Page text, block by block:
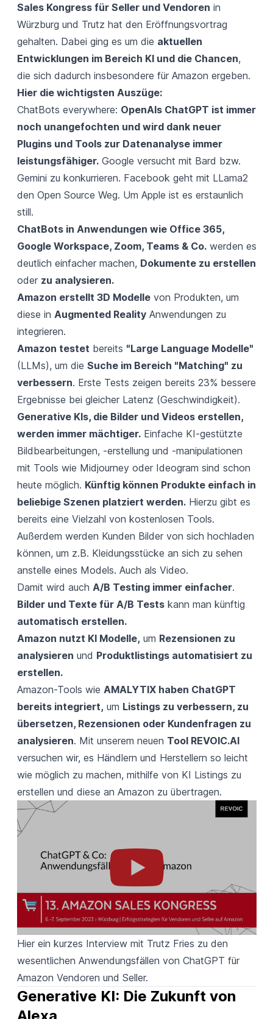
Sales Kongress für Seller und Vendoren in
Würzburg und Trutz hat den Eröffnungsvortrag
gehalten. Dabei ging es um die aktuellen
Entwicklungen im Bereich KI und die Chancen,
die sich dadurch insbesondere für Amazon ergeben.
Hier die wichtigsten Auszüge:
ChatBots everywhere: OpenAIs ChatGPT ist immer
noch unangefochten und wird dank neuer
Plugins und Tools zur Datenanalyse immer
leistungsfähiger.Google versucht mit Bard bzw.
Gemini zu konkurrieren. Facebook geht mit LLama2
den Open Source Weg. Um Apple ist es erstaunlich
still.
ChatBots in Anwendungen wie Office 365,
Google Workspace, Zoom, Teams & Co.werden es
deutlich einfacher machen, Dokumente zu erstellen
oder zu analysieren.
Amazon erstellt 3D Modellevon Produkten, um
diese in Augmented RealityAnwendungen zu
integrieren.
Amazon testet bereits "Large Language Modelle"
(LLMs), um die Suche im Bereich "Matching" zu
verbessern. Erste Tests zeigen bereits 23% bessere
Ergebnisse bei gleicher Latenz (Geschwindigkeit).
Generative KIs, die Bilder und Videos erstellen,
werden immer mächtiger.Einfache KI-gestützte
Bildbearbeitungen, -erstellung und -manipulationen
mit Tools wie Midjourney oder Ideogram sind schon
heute möglich. Künftig können Produkte einfach in
beliebige Szenen platziert werden.Hierzu gibt es
bereits eine Vielzahl von kostenlosen Tools.
Außerdem werden Kunden Bilder von sich hochladen
können, um z.B. Kleidungsstücke an sich zu sehen
anstelle eines Models. Auch als Video.
Damit wird auch A/B Testing immer einfacher.
Bilder und Texte für A/B Testskann man künftig
automatisch erstellen.
Amazon nutzt KI Modelle, um Rezensionen zu
analysieren und Produktlistings automatisiert zu
erstellen.
Amazon-Tools wie AMALYTIX haben ChatGPT
bereits integriert, um Listings zu verbessern, zu
übersetzen, Rezensionen oder Kundenfragen zu
analysieren. Mit unserem neuen Tool REVOIC.AI
versuchen wir, es Händlern und Herstellern so leicht
wie möglich zu machen, mithilfe von KI Listings zu
erstellen und diese an Amazon zu übertragen.
Hier ein kurzes Interview mit Trutz Fries zu den
wesentlichen Anwendungsfällen von ChatGPT für
Amazon Vendoren und Seller.
Generative KI: Die Zukunft von
Alexa